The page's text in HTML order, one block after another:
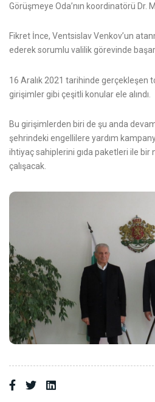
Görüşmeye Oda’nın koordinatörü Dr.
Fikret İnce, Ventsislav Venkov’un
ederek sorumlu valilik görevinde
16 Aralık 2021 tarihinde gerçekleşen
girişimler gibi çeşitli konular ele alındı.
Bu girişimlerden biri de şu anda
şehrindeki engellilere yardım
ihtiyaç sahiplerini gıda paketleri ile
çalışacak.